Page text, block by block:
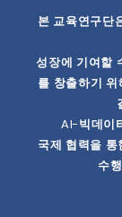
본 교육연구단
성장에 기여할
를 창출하기
AI-빅데이
국제 협력을
수